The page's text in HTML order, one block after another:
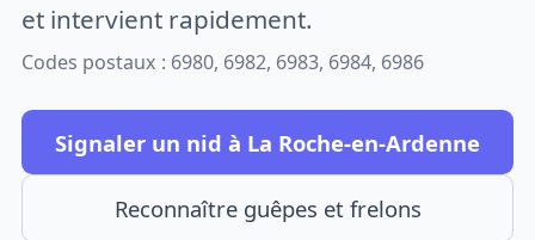
et intervient rapidement.
Codes postaux : 6980, 6982, 6983, 6984, 6986
Signaler un nid à La Roche-en-Ardenne
Reconnaître guêpes et frelons